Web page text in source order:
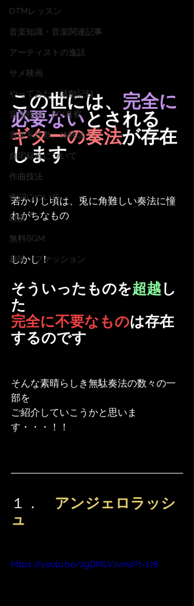
DTMレッスン
音楽知識・音楽関連記事
アーティストの逸話
サメ映画
やってみた・活動記録
音楽映画、MV考察
音楽系詐欺、体験談
自宅録音について
作曲技法
作詞について
雑談
無料BGM
趣味・ファッション
この世には、 完全に
必要ないとされる
ギターの奏法が存在
します
若かりし頃は、兎に角難しい奏法に憧
れがちなもの
しかし！
そういったものを超越 し
た
完全に不要なものは存在
するのです
そんな素晴らしき無駄奏法の数々の一
部を
ご紹介していこうかと思いま
す・・・！！
１． アンジェロラッシ
ュ
https://youtu.be/2gDMLVJvm1I?t=176